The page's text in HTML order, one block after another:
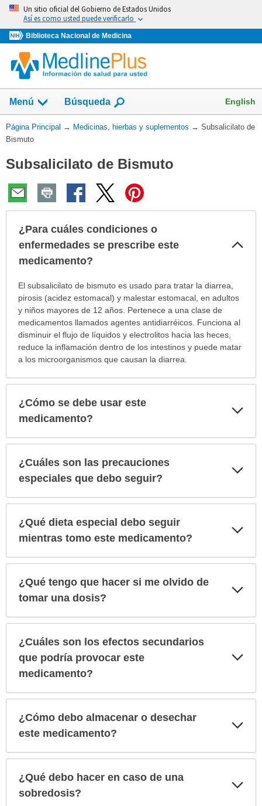
Omita
vaya
al
Contenido
Un sitio oficial del Gobierno de Estados Unidos
Así es como usted puede verificarlo
Biblioteca Nacional de Medicina
Menú
Mostrar
campo
de
Búsqueda English
Usted
está
Página Principal → Medicinas, hierbas y suplementos → Subsalicilato de
Bismuto
Subsalicilato de Bismuto
¿Para cuáles condiciones o
enfermedades se prescribe este
medicamento?
¿Para
cuáles
condiciones
enfermedades
prescribe
medicamento?
sido
extendido.
El subsalicilato de bismuto es usado para tratar la diarrea,
pirosis (acidez estomacal) y malestar estomacal, en adultos
y niños mayores de 12 años. Pertenece a una clase de
medicamentos llamados agentes antidiarréicos. Funciona al
disminuir el flujo de líquidos y electrolitos hacia las heces,
reduce la inflamación dentro de los intestinos y puede matar
a los microorganismos que causan la diarrea.
¿Cómo se debe usar este
medicamento?
¿Cuáles son las precauciones
especiales que debo seguir?
¿Qué dieta especial debo seguir
mientras tomo este medicamento?
¿Qué tengo que hacer si me olvido de
tomar una dosis?
¿Cuáles son los efectos secundarios
que podría provocar este
medicamento?
¿Cómo debo almacenar o desechar
este medicamento?
¿Qué debo hacer en caso de una
sobredosis?